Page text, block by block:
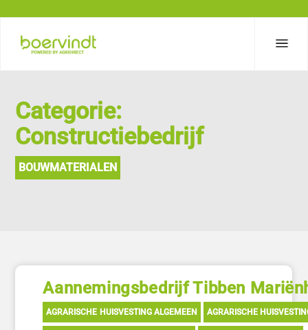
Categorie:
Constructiebedrijf
BOUWMATERIALEN
Aannemingsbedrijf Tibben
AGRARISCHE HUISVESTING ALGEMEEN AGRARISCHE